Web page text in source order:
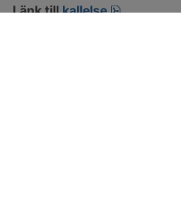
Länk till kallelse pdf.